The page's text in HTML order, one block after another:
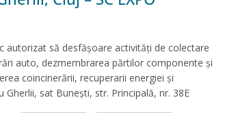
autorizat să desfăşoare activităţi de colectare
auto, dezmembrarea părtilor componente și
coincinerării, recuperarii energiei și
sat Bunești, str. Principală, nr. 38E